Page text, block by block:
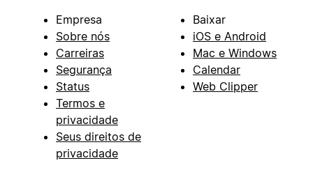
Empresa
Sobre nós
Carreiras
Segurança
Status
Termos e
privacidade
Seus direitos de
privacidade
Baixar
iOS e Android
Mac e Windows
Calendar
Web Clipper